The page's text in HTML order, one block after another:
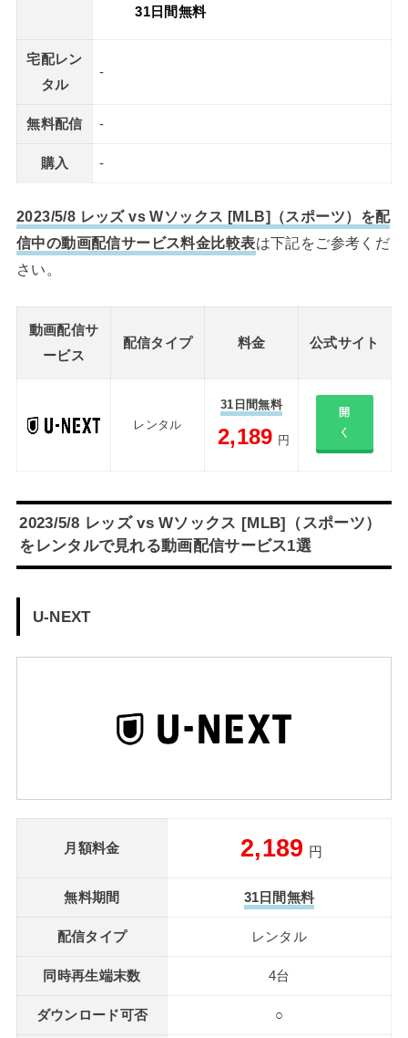
31日間無料
宅配レン
タル
-
無料配信 -
購入 -
2023/5/8 レッズ vs Wソックス [MLB]（スポーツ）を配
信中の動画配信サービス料金比較表は下記をご参考くだ
さい。
動画配信サ
ービス
配信タイプ 料金 公式サイト
レンタル
31日間無料
2,189 円
開
く
2023/5/8 レッズ vs Wソックス [MLB]（スポーツ）
をレンタルで見れる動画配信サービス1選
U-NEXT
月額料金 2,189 円
無料期間 31日間無料
配信タイプ レンタル
同時再生端末数 4台
ダウンロード可否 ○